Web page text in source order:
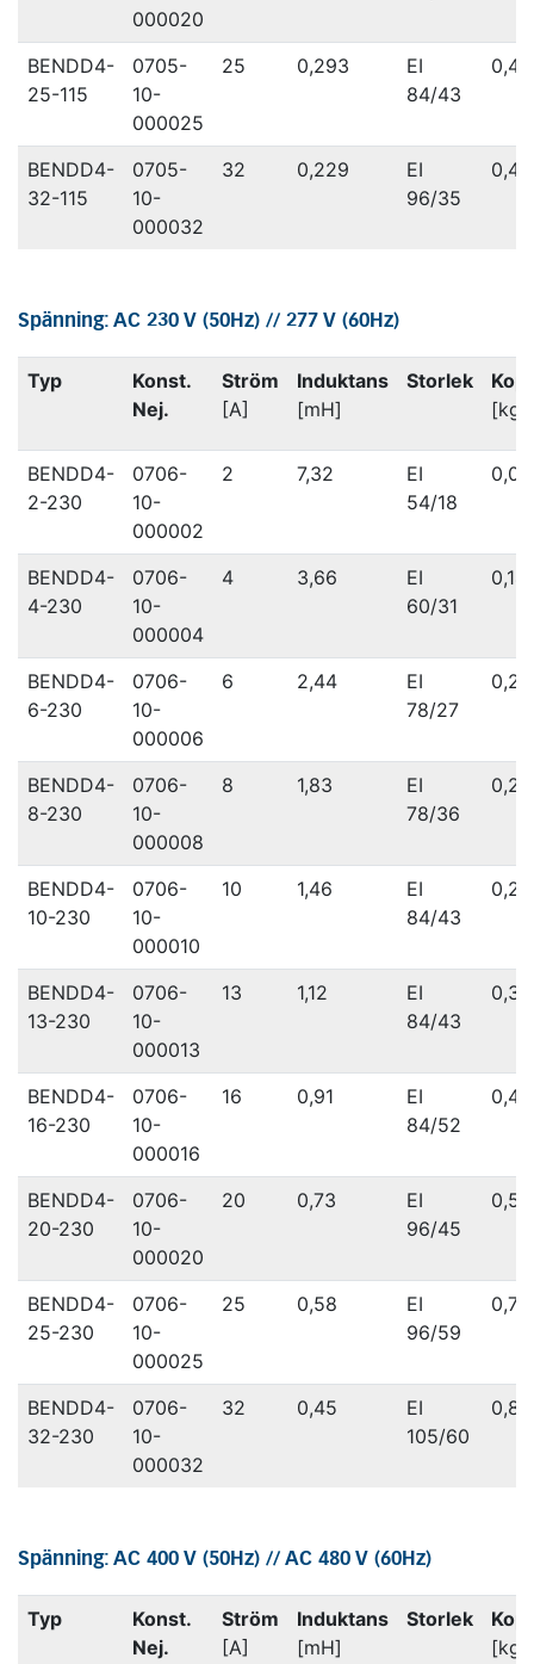
000020
BENDD4-
25-115
0705-
10-
000025
25 0,293
EI
84/43
0,42
BENDD4-
32-115
0705-
10-
000032
32 0,229
EI
96/35
0,49
Spänning: AC 230 V (50Hz) // 277 V (60Hz)
Typ
Konst.
Nej.
Ström
[A]
Induktans
[mH]
Storlek
[kg]
BENDD4-
2-230
0706-
10-
000002
2 7,32
EI
54/18
0,09
BENDD4-
4-230
0706-
10-
000004
4 3,66
EI
60/31
0,14
BENDD4-
6-230
0706-
10-
000006
6 2,44
EI
78/27
0,20
BENDD4-
8-230
0706-
10-
000008
8 1,83
EI
78/36
0,23
BENDD4-
10-230
0706-
10-
000010
10 1,46
EI
84/43
0,21
BENDD4-
13-230
0706-
10-
000013
13 1,12
EI
84/43
0,35
BENDD4-
16-230
0706-
10-
000016
16 0,91
EI
84/52
0,47
BENDD4-
20-230
0706-
10-
000020
20 0,73
EI
96/45
0,58
BENDD4-
25-230
0706-
10-
000025
25 0,58
EI
96/59
0,74
BENDD4-
32-230
0706-
10-
000032
32 0,45
EI
105/60
0,86
Spänning: AC 400 V (50Hz) // AC 480 V (60Hz)
Typ
Konst.
Nej.
Ström
[A]
Induktans
[mH]
Storlek
[kg]